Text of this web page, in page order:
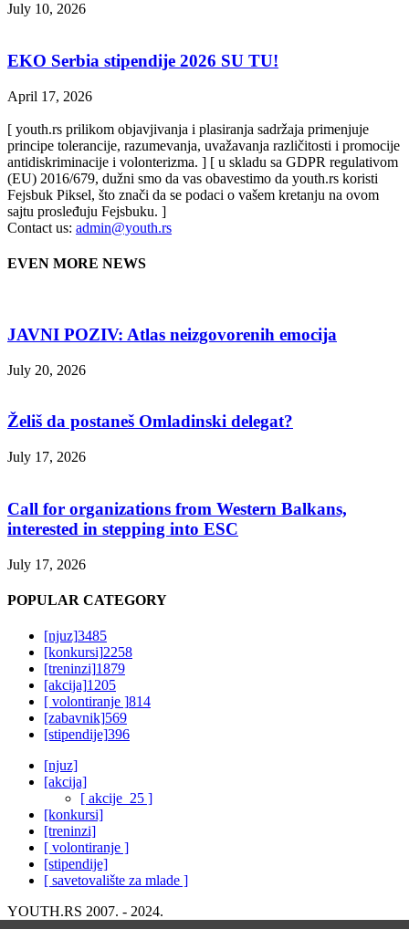
July 10, 2026
EKO Serbia stipendije 2026 SU TU!
April 17, 2026
[ youth.rs prilikom objavjivanja i plasiranja sadržaja primenjuje
principe tolerancije, razumevanja, uvažavanja različitosti i promocije
antidiskriminacije i volonterizma. ] [ u skladu sa GDPR regulativom
(EU) 2016/679, dužni smo da vas obavestimo da youth.rs koristi
Fejsbuk Piksel, što znači da se podaci o vašem kretanju na ovom
sajtu prosleđuju Fejsbuku. ]
Contact us: admin@youth.rs
EVEN MORE NEWS
JAVNI POZIV: Atlas neizgovorenih emocija
July 20, 2026
Želiš da postaneš Omladinski delegat?
July 17, 2026
Call for organizations from Western Balkans,
interested in stepping into ESC
July 17, 2026
POPULAR CATEGORY
[njuz]3485
[konkursi]2258
[treninzi]1879
[akcija]1205
[ volontiranje ]814
[zabavnik]569
[stipendije]396
[njuz]
[akcija]
[ akcije_25 ]
[konkursi]
[treninzi]
[ volontiranje ]
[stipendije]
[ savetovalište za mlade ]
YOUTH.RS 2007. - 2024.